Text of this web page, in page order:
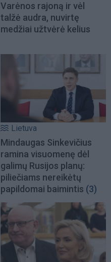
Varėnos rajoną ir vėl
talžė audra, nuvirtę
medžiai užtvėrė kelius
Lietuva
Mindaugas Sinkevičius
ramina visuomenę dėl
galimų Rusijos planų:
piliečiams nereikėtų
papildomai baimintis (3)